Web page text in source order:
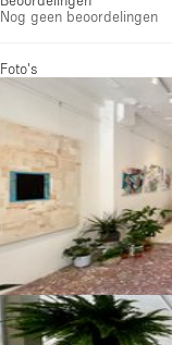
Nog geen beoordelingen
Foto's